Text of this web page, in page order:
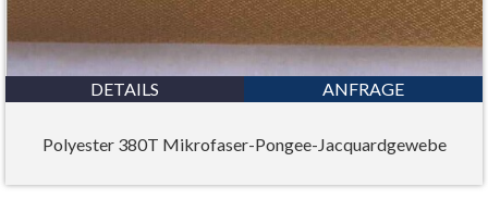
DETAILS ANFRAGE
Polyester 380T Mikrofaser-Pongee-Jacquardgewebe